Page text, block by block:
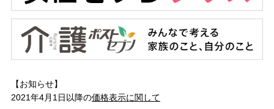
【お知らせ】
2021年4月1日以降の価格表示に関して